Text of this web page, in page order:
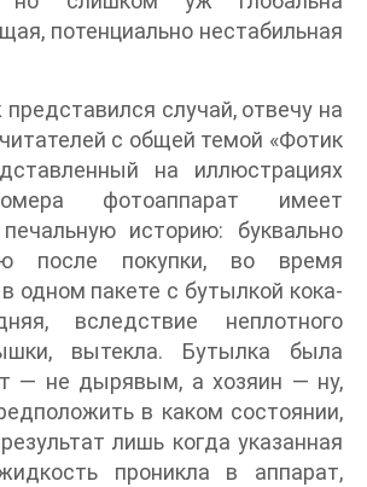
потенциально нестабильная
представился случай, отвечу на
с общей темой «Фотик
на иллюстрациях
фотоаппарат имеет
историю: буквально
после покупки, во время
одном пакете с бутылкой кока-
вследствие неплотного
вытекла. Бутылка была
— не дырявым, а хозяин — ну,
в каком состоянии,
лишь когда указанная
проникла в аппарат,